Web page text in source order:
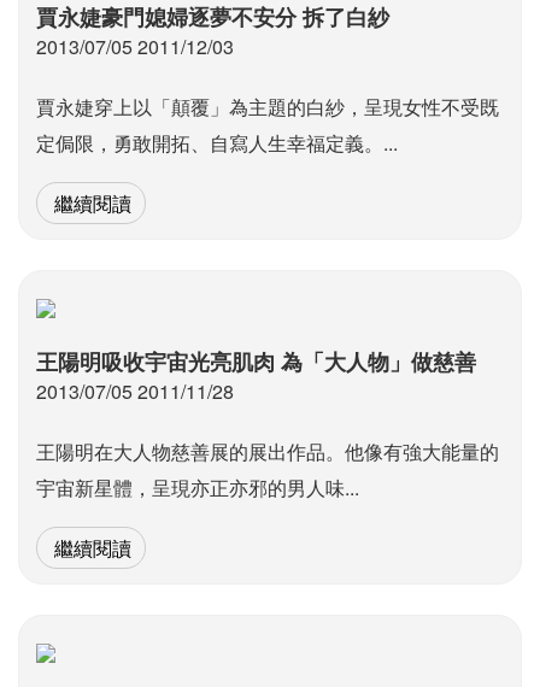
賈永婕豪門媳婦逐夢不安分 拆了白紗
2013/07/05 2011/12/03
賈永婕穿上以「顛覆」為主題的白紗，呈現女性不受既
定侷限，勇敢開拓、自寫人生幸福定義。...
繼續閱讀
王陽明吸收宇宙光亮肌肉 為「大人物」做慈善
2013/07/05 2011/11/28
王陽明在大人物慈善展的展出作品。他像有強大能量的
宇宙新星體，呈現亦正亦邪的男人味...
繼續閱讀